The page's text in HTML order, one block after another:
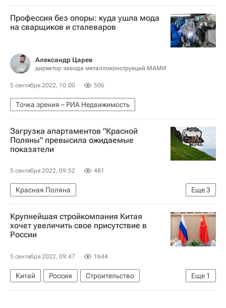
Профессия без опоры: куда ушла мода
на сварщиков и сталеваров
Александр Царев
директор завода металлоконструкций МАМИ
5 сентября 2022, 10:00 506
Точка зрения – РИА Недвижимость
Загрузка апартаментов "Красной
Поляны" превысила ожидаемые
показатели
5 сентября 2022, 09:52 481
Еще3
Красная Поляна
Коммерческая недвижимость
Сочи
Краснодарский край
Крупнейшая стройкомпания Китая
хочет увеличить свое присутствие в
России
5 сентября 2022, 09:47 1644
Еще 1
Китай Россия
Строительство
ВЭФ-2022